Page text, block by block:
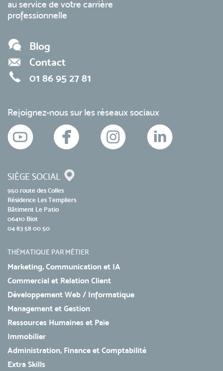
au service de votre carrière
professionnelle
Blog
Contact
01 86 95 27 81
Rejoignez-nous sur les réseaux sociaux
SIÈGE SOCIAL
950 route des Colles
Résidence Les Templiers
Bâtiment Le Patio
06410 Biot
04 83 58 00 50
THÉMATIQUE PAR MÉTIER
Marketing, Communication et IA
Commercial et Relation Client
Développement Web / Informatique
Management et Gestion
Ressources Humaines et Paie
Immobilier
Administration, Finance et Comptabilité
Extra Skills